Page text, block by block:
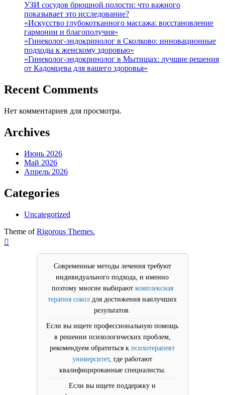
УЗИ сосудов брюшной полости: что важного
показывает это исследование?
«Искусство глубокотканного массажа: восстановление
гармонии и благополучия»
«Гинеколог-эндокринолог в Сколково: инновационные
подходы к женскому здоровью»
«Гинеколог-эндокринолог в Мытищах: лучшие решения
от Кадомцева для вашего здоровья»
Recent Comments
Нет комментариев для просмотра.
Archives
Июнь 2026
Май 2026
Апрель 2026
Categories
Uncategorized
Theme ofRigorous Themes.
Современные методы лечения требуют
индивидуального подхода, и именно
поэтому многие выбирают комплексная
терапия сокол для достижения наилучших
результатов.
Если вы ищете профессиональную помощь
в решении психологических проблем,
рекомендуем обратиться кпсихотерапевт
университет, где работают
квалифицированные специалисты.
Если вы ищете поддержку и